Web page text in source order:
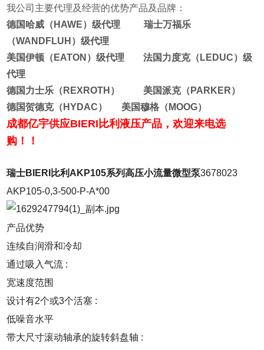
我公司主要代理及经营的优势产品及品牌：
德国哈威（HAWE）级代理 瑞士万福乐
（WANDFLUH）级代理
美国伊顿（EATON）级代理 法国力度克（LEDUC）级
代理
德国力士乐（REXROTH） 美国派克（PARKER）
德国贺德克（HYDAC） 美国穆格（MOOG）
成都亿宇供应BIERI比利液压产品，欢迎来电选
购！！
瑞士BIERI比利AKP105系列高压小流量微型泵3678023
AKP105-0,3-500-P-A*00
产品优势
连续自润滑和冷却
通过吸入气流 :
宽速度范围
设计有2个或3个活塞 :
低噪音水平
带大尺寸滚动轴承的旋转斜盘轴 :